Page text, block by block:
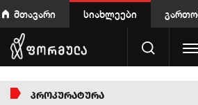
მთავარი სიახლეები
ᲞᲠᲝᲙᲣᲠᲐᲢᲣᲠᲐ